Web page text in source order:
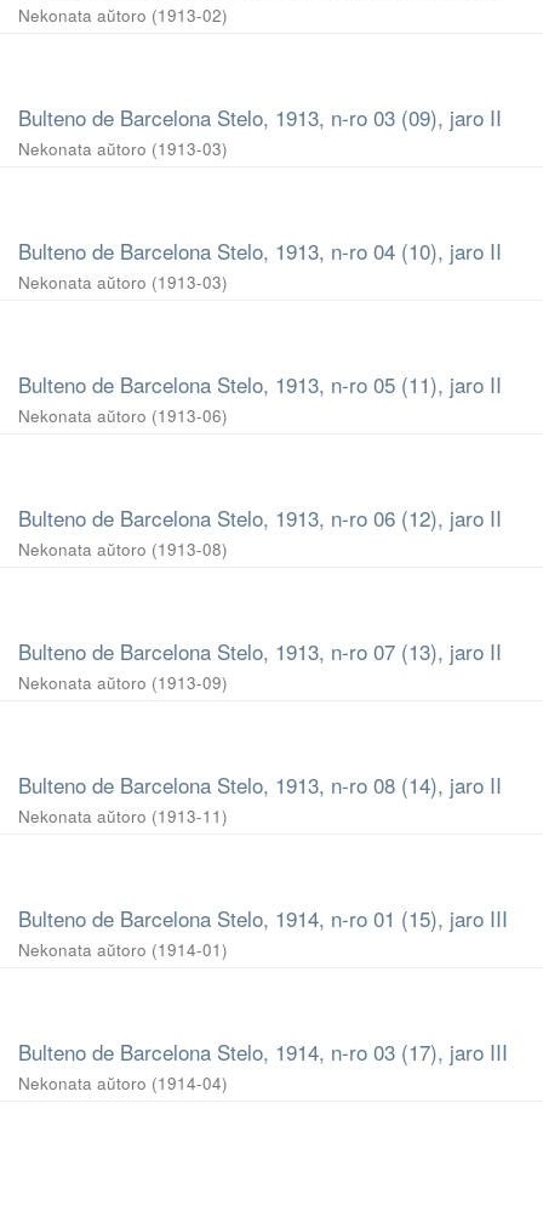
Nekonata aŭtoro (1913-02)
Bulteno de Barcelona Stelo, 1913, n-ro 03 (09), jaro II
Nekonata aŭtoro (1913-03)
Bulteno de Barcelona Stelo, 1913, n-ro 04 (10), jaro II
Nekonata aŭtoro (1913-03)
Bulteno de Barcelona Stelo, 1913, n-ro 05 (11), jaro II
Nekonata aŭtoro (1913-06)
Bulteno de Barcelona Stelo, 1913, n-ro 06 (12), jaro II
Nekonata aŭtoro (1913-08)
Bulteno de Barcelona Stelo, 1913, n-ro 07 (13), jaro II
Nekonata aŭtoro (1913-09)
Bulteno de Barcelona Stelo, 1913, n-ro 08 (14), jaro II
Nekonata aŭtoro (1913-11)
Bulteno de Barcelona Stelo, 1914, n-ro 01 (15), jaro III
Nekonata aŭtoro (1914-01)
Bulteno de Barcelona Stelo, 1914, n-ro 03 (17), jaro III
Nekonata aŭtoro (1914-04)